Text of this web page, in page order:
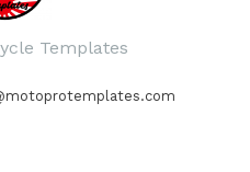
Templates